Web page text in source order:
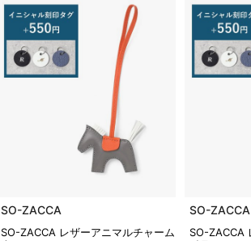
SO-ZACCA
SO-ZACCA レザーアニマルチャーム
SO-ZACCA
SO-ZACCA